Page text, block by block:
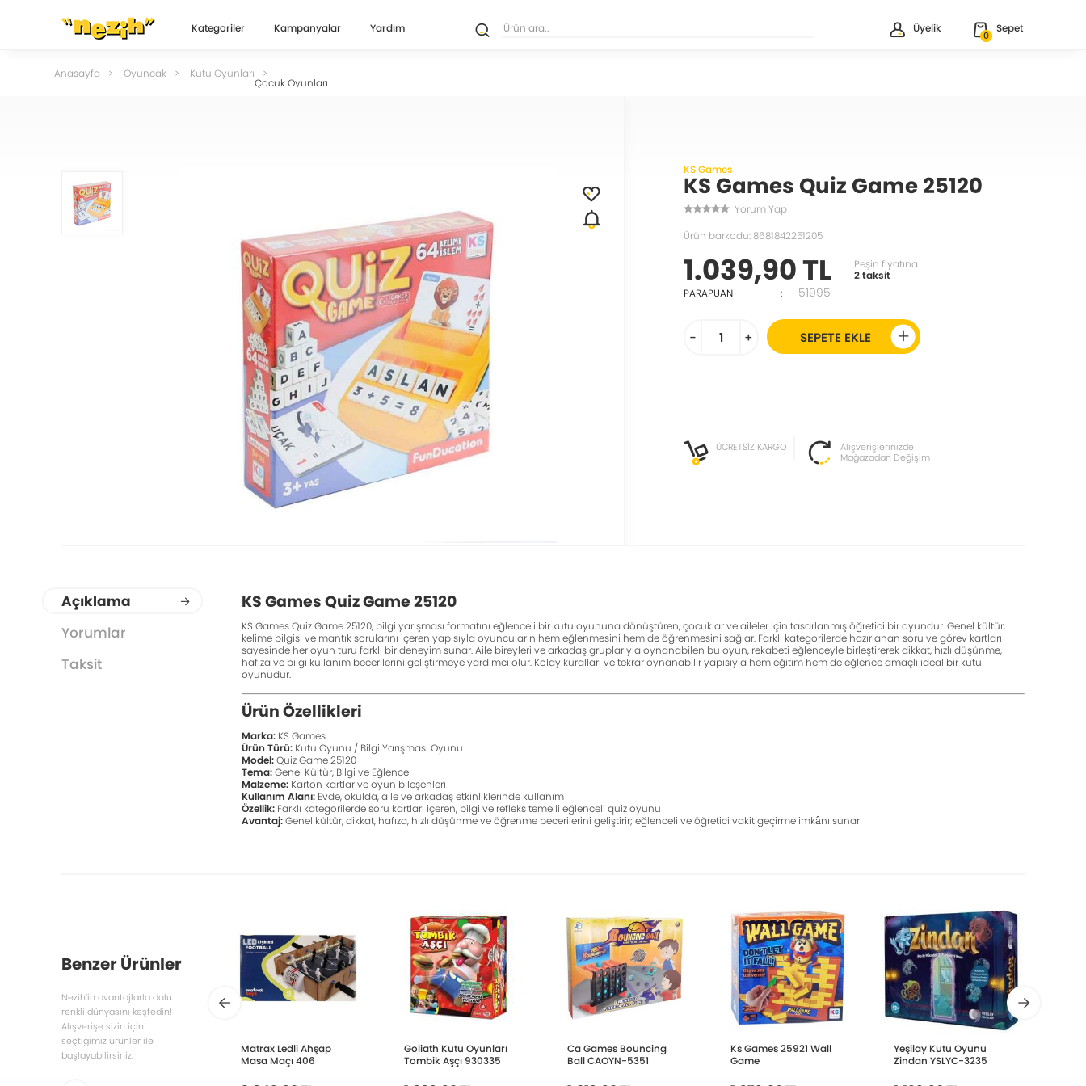
Kategoriler Kampanyalar Yardım Üyelik
0
Sepet
Anasayfa Oyuncak Kutu Oyunları
Çocuk Oyunları
KS Games
KS Games Quiz Game 25120
Yorum Yap
Ürün barkodu: 8681842251205
1.039,90 TL
Peşin fiyatına
2 taksit
PARAPUAN
: 51995
- + SEPETE EKLE
ÜCRETSİZ KARGO
Alışverişlerinizde
Mağazadan Değişim
Açıklama
Yorumlar
Taksit
KS Games Quiz Game 25120
KS Games Quiz Game 25120, bilgi yarışması formatını eğlenceli bir kutu oyununa dönüştüren, çocuklar ve aileler için tasarlanmış öğretici bir oyundur. Genel kültür,
kelime bilgisi ve mantık sorularını içeren yapısıyla oyuncuların hem eğlenmesini hem de öğrenmesini sağlar. Farklı kategorilerde hazırlanan soru ve görev kartları
sayesinde her oyun turu farklı bir deneyim sunar. Aile bireyleri ve arkadaş gruplarıyla oynanabilen bu oyun, rekabeti eğlenceyle birleştirerek dikkat, hızlı düşünme,
hafıza ve bilgi kullanım becerilerini geliştirmeye yardımcı olur. Kolay kuralları ve tekrar oynanabilir yapısıyla hem eğitim hem de eğlence amaçlı ideal bir kutu
oyunudur.
Ürün Özellikleri
Marka:KS Games
Ürün Türü:Kutu Oyunu / Bilgi Yarışması Oyunu
Model:Quiz Game 25120
Tema:Genel Kültür, Bilgi ve Eğlence
Malzeme:Karton kartlar ve oyun bileşenleri
Kullanım Alanı:Evde, okulda, aile ve arkadaş etkinliklerinde kullanım
Özellik:Farklı kategorilerde soru kartları içeren, bilgi ve refleks temelli eğlenceli quiz oyunu
Avantaj:Genel kültür, dikkat, hafıza, hızlı düşünme ve öğrenme becerilerini geliştirir; eğlenceli ve öğretici vakit geçirme imkânı sunar
Benzer Ürünler
Nezih’in avantajlarla dolu
renkli dünyasını keşfedin!
Alışverişe sizin için
seçtiğimiz ürünler ile
başlayabilirsiniz.
Matrax Ledli Ahşap
Masa Maçı 406
Goliath Kutu Oyunları
Tombik Aşçı 930335
Ca Games Bouncing
Ball CAOYN-5351
Ks Games 25921 Wall
Game
Yeşilay Kutu Oyunu
Zindan YSLYC-3235